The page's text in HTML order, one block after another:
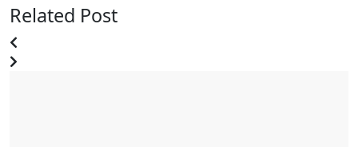
Related Post